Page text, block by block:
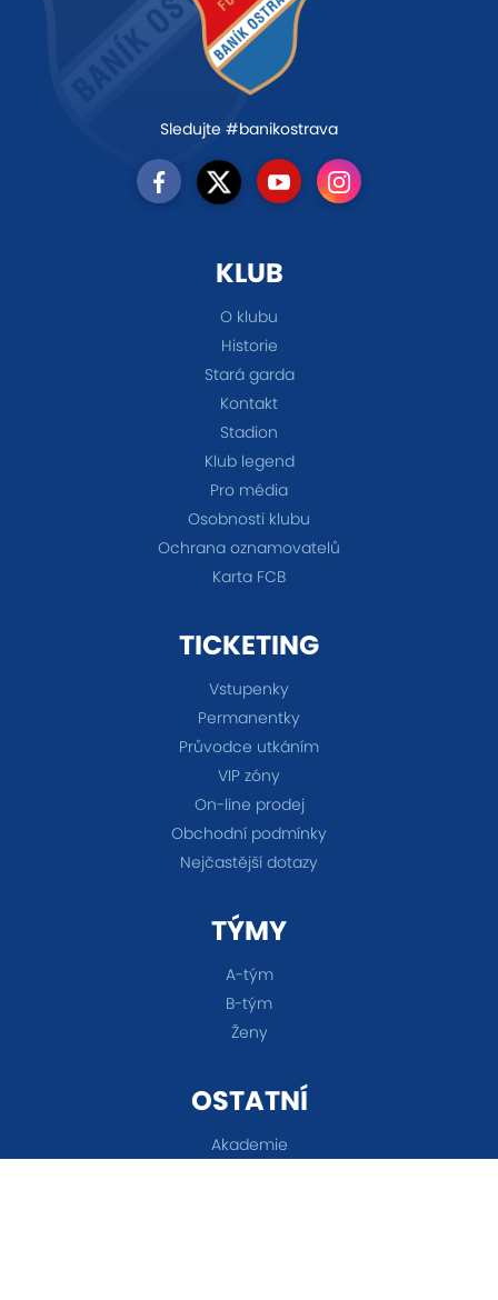
Sledujte #banikostrava
KLUB
O klubu
Historie
Stará garda
Kontakt
Stadion
Klub legend
Pro média
Osobnosti klubu
Ochrana oznamovatelů
Karta FCB
TICKETING
Vstupenky
Permanentky
Průvodce utkáním
VIP zóny
On-line prodej
Obchodní podmínky
Nejčastější dotazy
TÝMY
A-tým
B-tým
Ženy
OSTATNÍ
Akademie